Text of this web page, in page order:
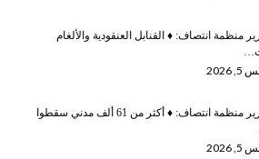
منظمة انتصاف: ♦️القنابل العنقودية والألغام
منظمة انتصاف: ♦️
أكثر من 61 ألف مدني سقطوا